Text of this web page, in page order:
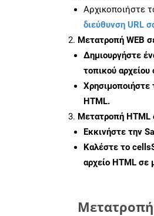
Αρχικοποιήστε
διεύθυνση URL
Μετατροπή WEB
Δημιουργήστε
τοπικού
Χρησιμοποιήστε
HTML.
Μετατροπή HTML
Εκκινήστε την
Καλέστε το
αρχείο HTML σε
Μετατροπή